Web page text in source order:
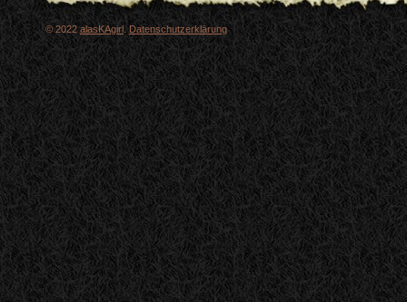
© 2022 alasKAgirl .Datenschutzerklärung